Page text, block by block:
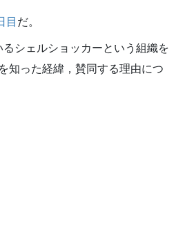
目 だ。
シェルショッカーという組織を
知った経緯，賛同する理由につ